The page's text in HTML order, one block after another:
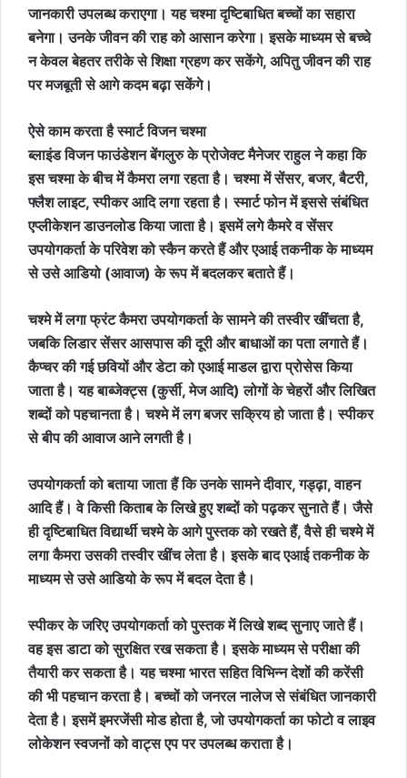
जानकारी उपलब्ध कराएगा। यह चश्मा दृष्टिबाधित बच्चों का सहारा
बनेगा। उनके जीवन की राह को आसान करेगा। इसके माध्यम से बच्चे
न केवल बेहतर तरीके से शिक्षा ग्रहण कर सकेंगे, अपितु जीवन की राह
पर मजबूती से आगे कदम बढ़ा सकेंगे।
ऐसे काम करता है स्मार्ट विजन चश्मा
ब्लाइंड विजन फाउंडेशन बेंगलुरु के प्रोजेक्ट मैनेजर राहुल ने कहा कि
इस चश्मा के बीच में कैमरा लगा रहता है। चश्मा में सेंसर, बजर, बैटरी,
फ्लैश लाइट, स्पीकर आदि लगा रहता है। स्मार्ट फोन में इससे संबंधित
एप्लीकेशन डाउनलोड किया जाता है। इसमें लगे कैमरे व सेंसर
उपयोगकर्ता के परिवेश को स्कैन करते हैं और एआई तकनीक के माध्यम
से उसे आडियो (आवाज) के रूप में बदलकर बताते हैं।
चश्मे में लगा फ्रंट कैमरा उपयोगकर्ता के सामने की तस्वीर खींचता है,
जबकि लिडार सेंसर आसपास की दूरी और बाधाओं का पता लगाते हैं।
कैप्चर की गई छवियों और डेटा को एआई माडल द्वारा प्रोसेस किया
जाता है। यह बाब्जेक्ट्स (कुर्सी, मेज आदि) लोगों के चेहरों और लिखित
शब्दों को पहचानता है। चश्मे में लग बजर सक्रिय हो जाता है। स्पीकर
से बीप की आवाज आने लगती है।
उपयोगकर्ता को बताया जाता हैं कि उनके सामने दीवार, गड्ढ़ा, वाहन
आदि हैं। वे किसी किताब के लिखे हुए शब्दों को पढ़कर सुनाते हैं। जैसे
ही दृष्टिबाधित विद्यार्थी चश्मे के आगे पुस्तक को रखते हैं, वैसे ही चश्मे में
लगा कैमरा उसकी तस्वीर खींच लेता है। इसके बाद एआई तकनीक के
माध्यम से उसे आडियो के रूप में बदल देता है।
स्पीकर के जरिए उपयोगकर्ता को पुस्तक में लिखे शब्द सुनाए जाते हैं।
वह इस डाटा को सुरक्षित रख सकता है। इसके माध्यम से परीक्षा की
तैयारी कर सकता है। यह चश्मा भारत सहित विभिन्न देशों की करेंसी
की भी पहचान करता है। बच्चों को जनरल नालेज से संबंधित जानकारी
देता है। इसमें इमरजेंसी मोड होता है, जो उपयोगकर्ता का फोटो व लाइव
लोकेशन स्वजनों को वाट्स एप पर उपलब्ध कराता है।